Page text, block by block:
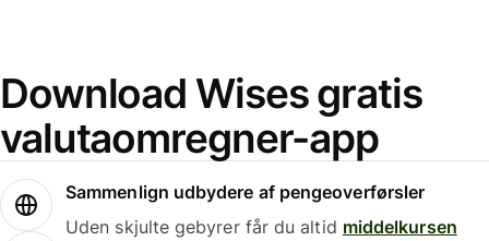
Download Wises gratis
valutaomregner-app
Sammenlign udbydere af pengeoverførsler
Uden skjulte gebyrer får du altid middelkursen